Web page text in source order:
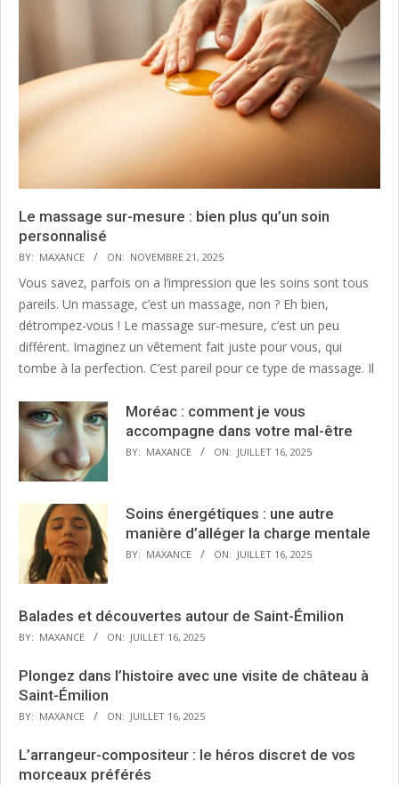
Le massage sur-mesure : bien plus qu’un soin
personnalisé
BY: MAXANCE ON: NOVEMBRE 21, 2025
Vous savez, parfois on a l’impression que les soins sont tous
pareils. Un massage, c’est un massage, non ? Eh bien,
détrompez-vous ! Le massage sur-mesure, c’est un peu
différent. Imaginez un vêtement fait juste pour vous, qui
tombe à la perfection. C’est pareil pour ce type de massage. Il
Moréac : comment je vous
accompagne dans votre mal-être
BY: MAXANCE ON: JUILLET 16, 2025
Soins énergétiques : une autre
manière d’alléger la charge mentale
BY: MAXANCE ON: JUILLET 16, 2025
Balades et découvertes autour de Saint-Émilion
BY: MAXANCE ON: JUILLET 16, 2025
Plongez dans l’histoire avec une visite de château à
Saint-Émilion
BY: MAXANCE ON: JUILLET 16, 2025
L’arrangeur-compositeur : le héros discret de vos
morceaux préférés